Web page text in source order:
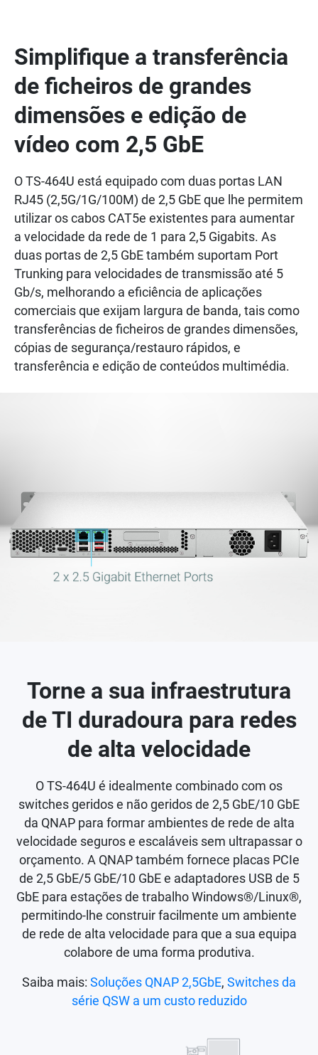
Simplifique a transferência
de ficheiros de grandes
dimensões e edição de
vídeo com 2,5 GbE
O TS-464U está equipado com duas portas LAN
RJ45 (2,5G/1G/100M) de 2,5 GbE que lhe permitem
utilizar os cabos CAT5e existentes para aumentar
a velocidade da rede de 1 para 2,5 Gigabits. As
duas portas de 2,5 GbE também suportam Port
Trunking para velocidades de transmissão até 5
Gb/s, melhorando a eficiência de aplicações
comerciais que exijam largura de banda, tais como
transferências de ficheiros de grandes dimensões,
cópias de segurança/restauro rápidos, e
transferência e edição de conteúdos multimédia.
Torne a sua infraestrutura
de TI duradoura para redes
de alta velocidade
O TS-464U é idealmente combinado com os
switches geridos e não geridos de 2,5 GbE/10 GbE
da QNAP para formar ambientes de rede de alta
velocidade seguros e escaláveis sem ultrapassar o
orçamento. A QNAP também fornece placas PCIe
de 2,5 GbE/5 GbE/10 GbE e adaptadores USB de 5
GbE para estações de trabalho Windows®/Linux®,
permitindo-lhe construir facilmente um ambiente
de rede de alta velocidade para que a sua equipa
colabore de uma forma produtiva.
Saiba mais: Soluções QNAP 2,5GbE, Switches da
série QSW a um custo reduzido